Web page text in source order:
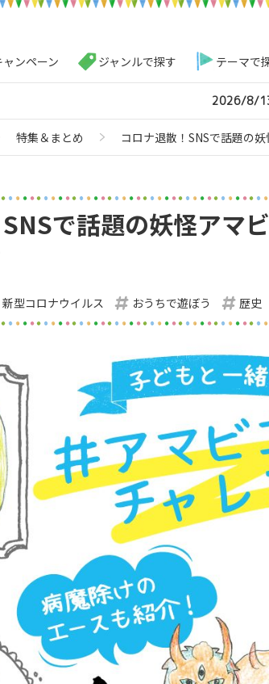
ャンペーン ジャンルで探す テーマで
2026/8/
特集＆まとめ コロナ退散！SNSで話題の
で話題の妖怪アマ
新型コロナウイルス おうちで遊ぼう 歴史